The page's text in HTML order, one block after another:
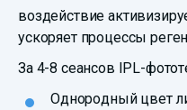
воздействие
ускоряет процессы
За 4-8 сеансов IPL-
Однородный цвет